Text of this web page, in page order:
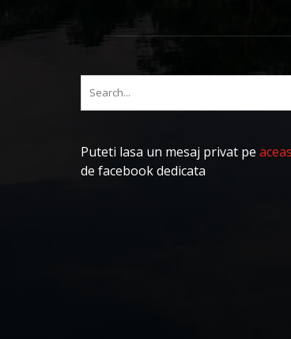
Puteti lasa un mesaj privat pe
de facebook dedicata